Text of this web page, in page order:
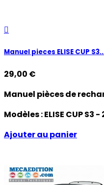

Manuel pieces ELISE CUP
29,00 €
Manuel pièces de
Modèles :ELISE CUP S3
Ajouter au panier